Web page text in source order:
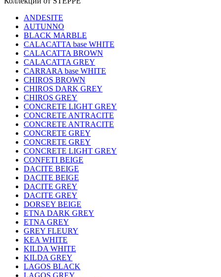
ANDESITE
AUTUNNO
BLACK MARBLE
CALACATTA base WHITE
CALACATTA BROWN
CALACATTA GREY
CARRARA base WHITE
CHIROS BROWN
CHIROS DARK GREY
CHIROS GREY
CONCRETE LIGHT GREY
CONCRETE ANTRACITE
CONCRETE ANTRACITE
CONCRETE GREY
CONCRETE GREY
CONCRETE LIGHT GREY
CONFETI BEIGE
DACITE BEIGE
DACITE BEIGE
DACITE GREY
DACITE GREY
DORSEY BEIGE
ETNA DARK GREY
ETNA GREY
GREY FLEURY
KEA WHITE
KILDA WHITE
KILDA GREY
LAGOS BLACK